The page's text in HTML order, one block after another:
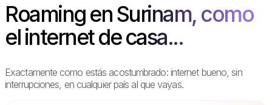
Roaming en Surinam, como
el internet de casa...
Exactamente como estás acostumbrado: internet bueno, sin
interrupciones, en cualquier país al que vayas.